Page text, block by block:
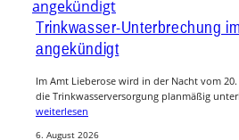
Trinkwasser-Unterbrechung
angekündigt
Im Amt Lieberose wird in der Nacht vom
die Trinkwasserversorgung planmäßig
weiterlesen
6. August 2026